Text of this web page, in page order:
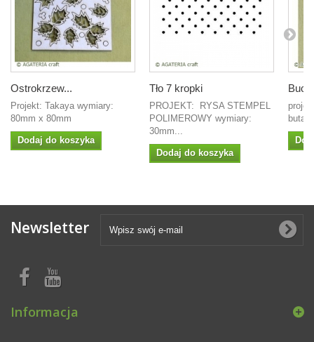
Ostrokrzew...
Projekt: Takaya wymiary:
80mm x 80mm
Dodaj do koszyka
Tło 7 kropki
PROJEKT: RYSA STEMPEL
POLIMEROWY wymiary:
30mm...
Dodaj do koszyka
buta:
Newsletter
Informacja